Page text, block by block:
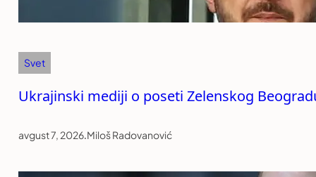
Svet
Ukrajinski mediji o poseti Zelenskog
avgust 7, 2026.Miloš Radovanović